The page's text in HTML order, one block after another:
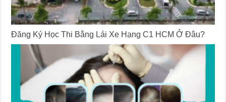
Đăng Ký Học Thi Bằng Lái Xe Hạng C1 HCM Ở Đâu?